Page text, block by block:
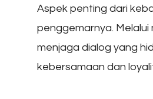
Aspek penting dari
penggemarnya. Melalui
menjaga dialog yang
kebersamaan dan